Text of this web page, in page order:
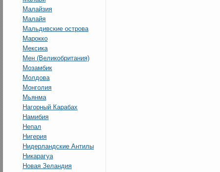
Малайзия
Малайя
Мальдивские острова
Марокко
Мексика
Мен (Великобритания)
Мозамбик
Молдова
Монголия
Мьянма
Нагорный Карабах
Намибия
Непал
Нигерия
Нидерландские Антилы
Никарагуа
Новая Зеландия